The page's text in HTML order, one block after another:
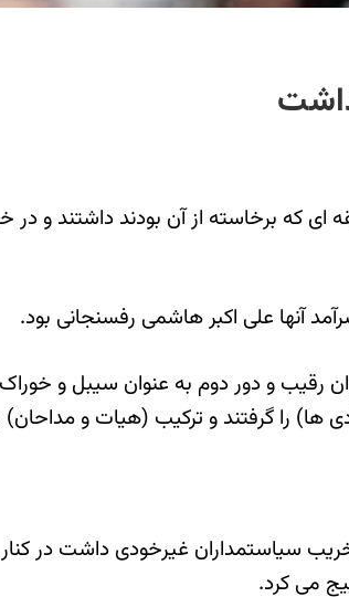
که برخاسته از آن بودند داشتند و
آنها علی اکبر هاشمی رفسنجانی بود.
و دور دوم به عنوان سیبل و خوراک
را گرفتند و ترکیب (هیات و مداحان)
سیاستمداران غیرخودی داشت در